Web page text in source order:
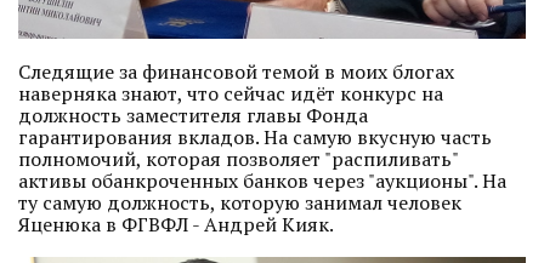
Следящие за финансовой темой в моих блогах
наверняка знают, что сейчас идёт конкурс на
должность заместителя главы Фонда
гарантирования вкладов. На самую вкусную часть
полномочий, которая позволяет "распиливать"
активы обанкроченных банков через "аукционы". На
ту самую должность, которую занимал человек
Яценюка в ФГВФЛ - Андрей Кияк.